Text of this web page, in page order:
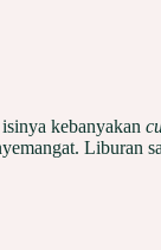
kebanyakan
Liburan